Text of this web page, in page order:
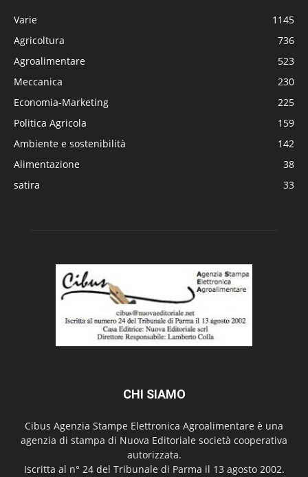
Varie
1145
Agricoltura
736
Agroalimentare
523
Meccanica
230
Economia-Marketing
225
Politica Agricola
159
Ambiente e sostenibilità
142
Alimentazione
38
satira
33
CHI SIAMO
Cibus Agenzia Stampe Elettronica Agroalimentare è una
agenzia di stampa di Nuova Editoriale società cooperativa
autorizzata.
Iscritta al n° 24 del Tribunale di Parma il 13 agosto 2002.